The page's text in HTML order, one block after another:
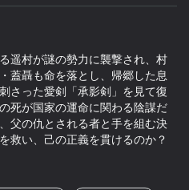
遥村が謎の勢力に襲撃され、村
蓋聶も命を落とし、帰郷した息
さった愛剣「承影剣」を見て復
死が国家の運命に関わる陰謀だ
父の仇とされる者と手を組む決
救い、己の正義を貫けるのか？